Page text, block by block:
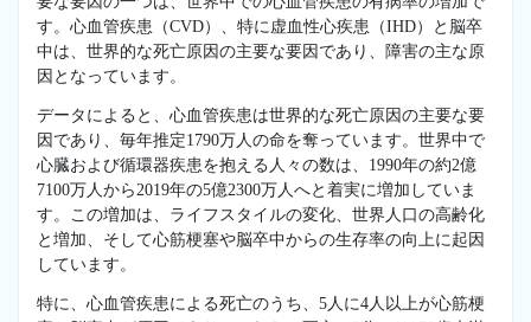
す。心血管疾患（CVD）、特に虚血性心疾患（IHD）と脳卒
中は、世界的な死亡原因の主要な要因であり、障害の主な原
因となっています。
データによると、心血管疾患は世界的な死亡原因の主要な要
因であり、毎年推定1790万人の命を奪っています。世界中で
心臓および循環器疾患を抱える人々の数は、1990年の約2億
7100万人から2019年の5億2300万人へと着実に増加していま
す。この増加は、ライフスタイルの変化、世界人口の高齢化
と増加、そして心筋梗塞や脳卒中からの生存率の向上に起因
しています。
特に、心血管疾患による死亡のうち、5人に4人以上が心筋梗